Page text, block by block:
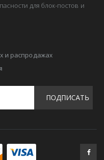
для блок-постов и
и распродажах
ПОДПИСАТЬ